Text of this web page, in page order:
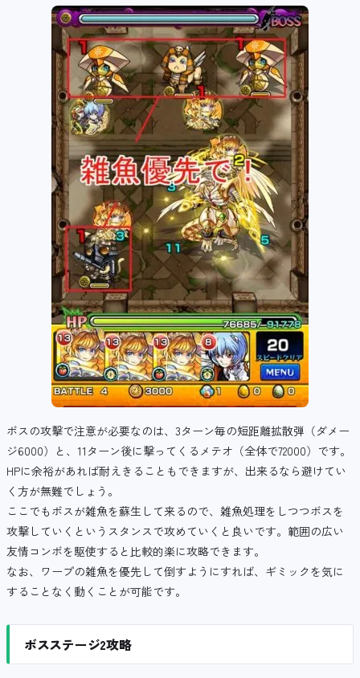
ボスの攻撃で注意が必要なのは、3ターン毎の短距離拡散弾（ダメー
ジ6000）と、11ターン後に撃ってくるメテオ（全体で72000）です。
HPに余裕があれば耐えきることもできますが、出来るなら避けてい
く方が無難でしょう。
ここでもボスが雑魚を蘇生して来るので、雑魚処理をしつつボスを
攻撃していくというスタンスで攻めていくと良いです。範囲の広い
友情コンボを駆使すると比較的楽に攻略できます。
なお、ワープの雑魚を優先して倒すようにすれば、ギミックを気に
することなく動くことが可能です。
ボスステージ2攻略